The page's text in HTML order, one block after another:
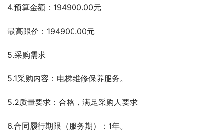
4.预算金额：194900.00元
最高限价：194900.00元
5.采购需求
5.1采购内容：电梯维修保养服务。
5.2质量要求：合格，满足采购人要求
6.合同履行期限（服务期）：1年。